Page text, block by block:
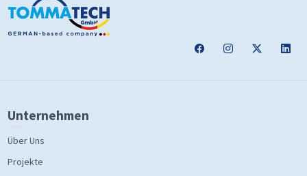
Unternehmen
Über Uns
Projekte